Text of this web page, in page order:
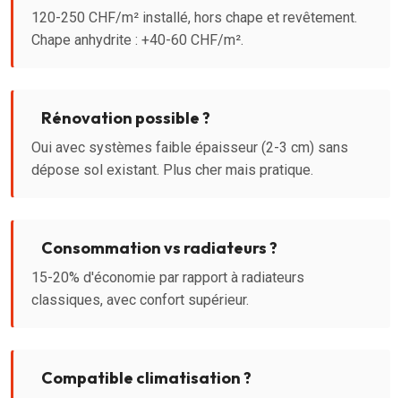
120-250 CHF/m² installé, hors chape et revêtement.
Chape anhydrite : +40-60 CHF/m².
Rénovation possible ?
Oui avec systèmes faible épaisseur (2-3 cm) sans
dépose sol existant. Plus cher mais pratique.
Consommation vs radiateurs ?
15-20% d'économie par rapport à radiateurs
classiques, avec confort supérieur.
Compatible climatisation ?